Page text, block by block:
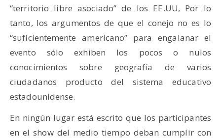
“territorio libre asociado” de los EE.UU, Por lo
tanto, los argumentos de que el conejo no es lo
“suficientemente americano” para engalanar el
evento sólo exhiben los pocos o nulos
conocimientos sobre geografía de varios
ciudadanos producto del sistema educativo
estadounidense.
En ningún lugar está escrito que los participantes
en el show del medio tiempo deban cumplir con